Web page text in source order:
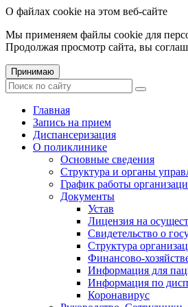
О файлах cookie на этом веб-сайте
Мы применяем файлы cookie для
Продолжая просмотр сайта, вы
Принимаю
Главная
Запись на прием
Диспансеризация
О поликлинике
Основные сведения
Структура и органы
График работы
Документы
Устав
Лицензия на
Свидетельство о
Структура
Финансово-
Информация для
Информация по
Коронавирус